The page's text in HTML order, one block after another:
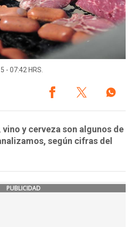
- 07:42 HRS.
vino y cerveza son algunos de
según cifras del
PUBLICIDAD